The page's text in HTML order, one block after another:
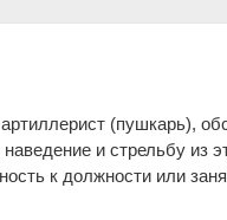
(пушкарь),
и стрельбу из
к должности или